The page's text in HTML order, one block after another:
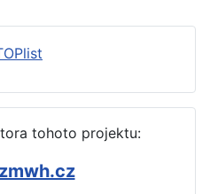
tohoto projektu: